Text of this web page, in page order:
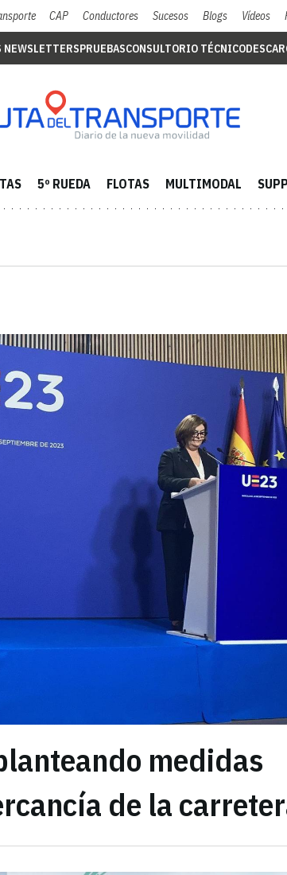
CAP Conductores Sucesos Blogs Vídeos
NEWSLETTERSPRUEBASCONSULTORIO TÉCNICO
5º RUEDA FLOTAS MULTIMODAL
medidas
de la